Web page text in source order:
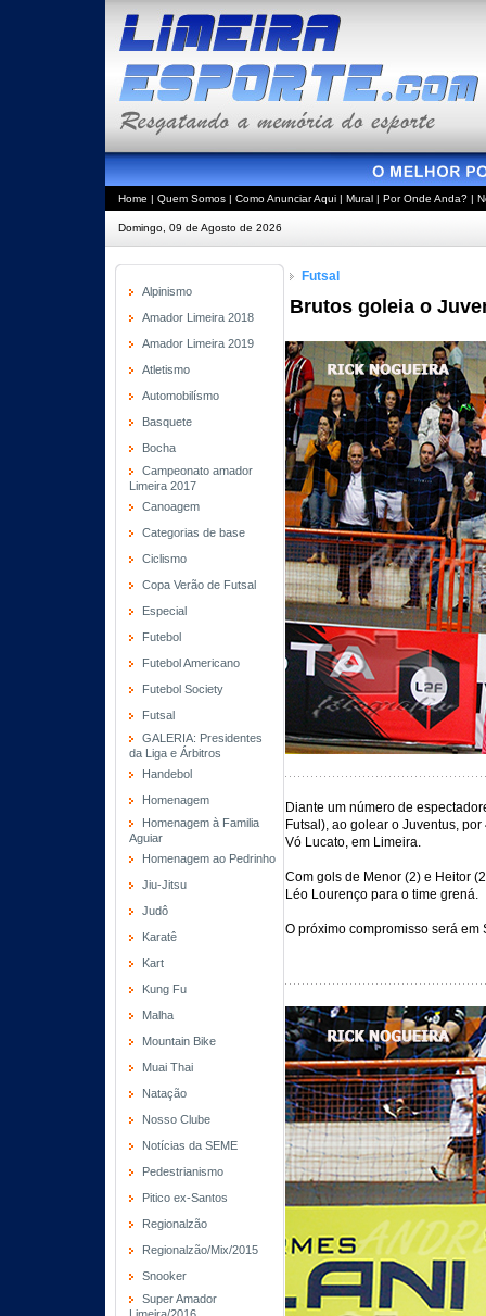
Home | Quem Somos | Como Anunciar Aqui | Mural | Por Onde Anda? |
Domingo, 09 de Agosto de 2026
Alpinismo
Amador Limeira 2018
Amador Limeira 2019
Atletismo
Automobilísmo
Basquete
Bocha
Campeonato amador
Limeira 2017
Canoagem
Categorias de base
Ciclismo
Copa Verão de Futsal
Especial
Futebol
Futebol Americano
Futebol Society
Futsal
GALERIA: Presidentes
da Liga e Árbitros
Handebol
Homenagem
Homenagem à Familia
Aguiar
Homenagem ao Pedrinho
Jiu-Jitsu
Judô
Karatê
Kart
Kung Fu
Malha
Mountain Bike
Muai Thai
Natação
Nosso Clube
Notícias da SEME
Pedestrianismo
Pitico ex-Santos
Regionalzão
Regionalzão/Mix/2015
Snooker
Super Amador
Futsal
Brutos goleia o
Diante um número de
Futsal), ao golear o Juventus,
Vó Lucato, em Limeira.
Com gols de Menor (2) e Heitor
Léo Lourenço para o time grená.
O próximo compromisso será